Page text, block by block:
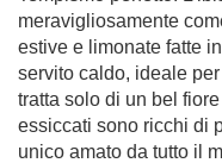
meravigliosamente
estive e limonate fatte
servito caldo, ideale
tratta solo di un bel
essiccati sono ricchi di
unico amato da tutto il